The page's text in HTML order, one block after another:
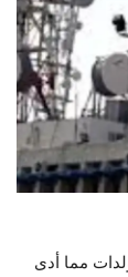
مما أدى